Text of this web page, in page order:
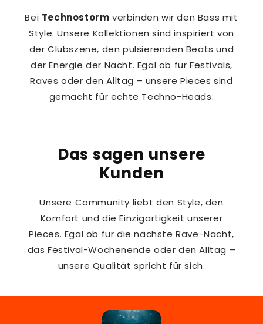
Bei Technostorm verbinden wir den Bass mit
Style. Unsere Kollektionen sind inspiriert von
der Clubszene, den pulsierenden Beats und
der Energie der Nacht. Egal ob für Festivals,
Raves oder den Alltag – unsere Pieces sind
gemacht für echte Techno-Heads.
Das sagen unsere
Kunden
Unsere Community liebt den Style, den
Komfort und die Einzigartigkeit unserer
Pieces. Egal ob für die nächste Rave-Nacht,
das Festival-Wochenende oder den Alltag –
unsere Qualität spricht für sich.